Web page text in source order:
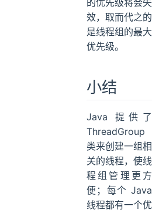
的优先级将会失
效，取而代之的
是线程组的最大
优先级。
小结
Java 提供了
ThreadGroup
类来创建一组相
关的线程，使线
程组管理更方
便；每个 Java
线程都有一个优